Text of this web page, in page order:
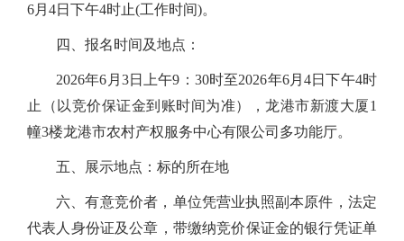
6月4日下午4时止(工作时间)。
四、报名时间及地点：
2026年6月3日上午9：30时至2026年6月4日下午4时
止（以竞价保证金到账时间为准），龙港市新渡大厦1
幢3楼龙港市农村产权服务中心有限公司多功能厅。
五、展示地点：标的所在地
六、有意竞价者，单位凭营业执照副本原件，法定
代表人身份证及公章，带缴纳竞价保证金的银行凭证单